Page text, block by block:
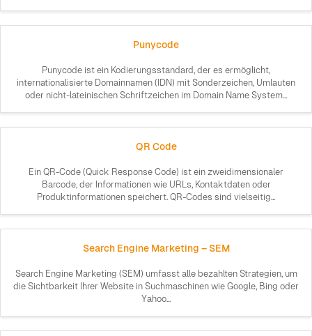
Punycode
Punycode ist ein Kodierungsstandard, der es ermöglicht,
internationalisierte Domainnamen (IDN) mit Sonderzeichen, Umlauten
oder nicht-lateinischen Schriftzeichen im Domain Name System...
QR Code
Ein QR-Code (Quick Response Code) ist ein zweidimensionaler
Barcode, der Informationen wie URLs, Kontaktdaten oder
Produktinformationen speichert. QR-Codes sind vielseitig...
Search Engine Marketing – SEM
Search Engine Marketing (SEM) umfasst alle bezahlten Strategien, um
die Sichtbarkeit Ihrer Website in Suchmaschinen wie Google, Bing oder
Yahoo...